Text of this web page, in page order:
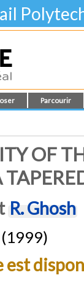
Parcourir
OF
R. Ghosh
est